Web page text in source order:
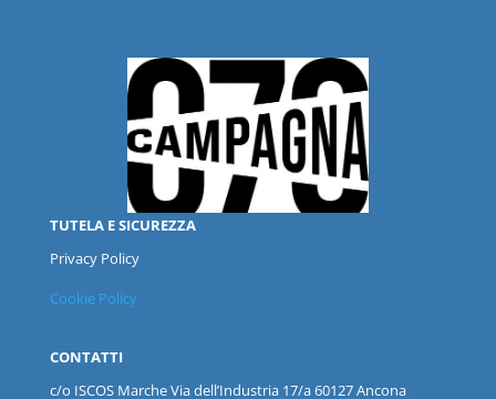
TUTELA E SICUREZZA
Privacy Policy
Cookie Policy
CONTATTI
c/o ISCOS MarcheVia dell’Industria 17/a 60127 Ancona